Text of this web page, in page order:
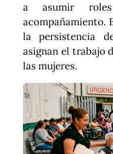
a asumir
acompañamiento.
la persistencia
asignan el trabajo
las mujeres.